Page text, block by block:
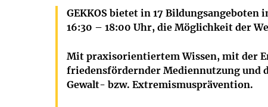
GEKKOS bietet in 17 Bildungsangeboten
16:30 – 18:00 Uhr, die Möglichkeit der
Mit praxisorientiertem Wissen, mit der
friedensfördernder Mediennutzung und
Gewalt- bzw. Extremismusprävention.